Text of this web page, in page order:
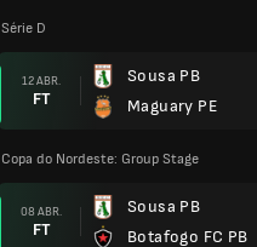
Série D
12 ABR.
FT
Sousa PB
Maguary PE
Copa do Nordeste: Group Stage
08 ABR.
FT
Sousa PB
Botafogo FC PB